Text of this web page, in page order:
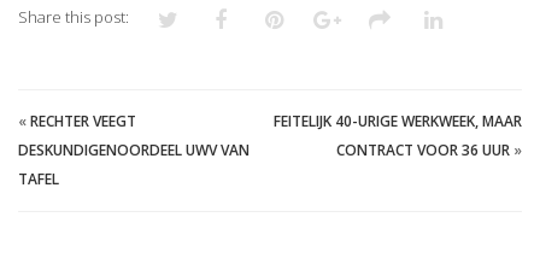
Share this post:
«RECHTER VEEGT
DESKUNDIGENOORDEEL UWV VAN
TAFEL
FEITELIJK 40-URIGE WERKWEEK, MAAR
CONTRACT VOOR 36 UUR »